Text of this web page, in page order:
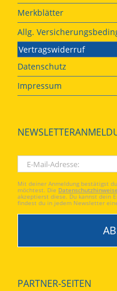
Merkblätter
Allg.
Vertragswiderruf
Datenschutz
Impressum
Mit deiner Anmeldung bestätigst
möchtest. Die
akzeptierst diese. Du kannst dein
findest du in jedem Newsletter
PARTNER-SEITEN